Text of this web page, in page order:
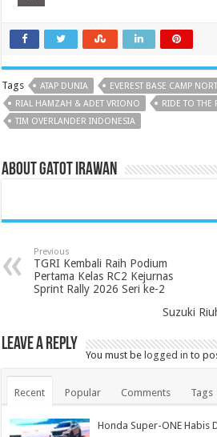
Tags ATAP DUNIA
EVEREST BASE CAMP
RIAL HAMZAH & ADET VRIONO
RIDE TO THE
TIM OVERLANDER INDONESIA
About Gatot Irawan
Previous
TGRI Kembali Raih Podium
Pertama Kelas RC2 Kejurnas
Sprint Rally 2026 Seri ke-2
Suzuki
Leave a Reply
You must be logged in to
Recent Popular Comments Tags
Honda Super-ONE Habis